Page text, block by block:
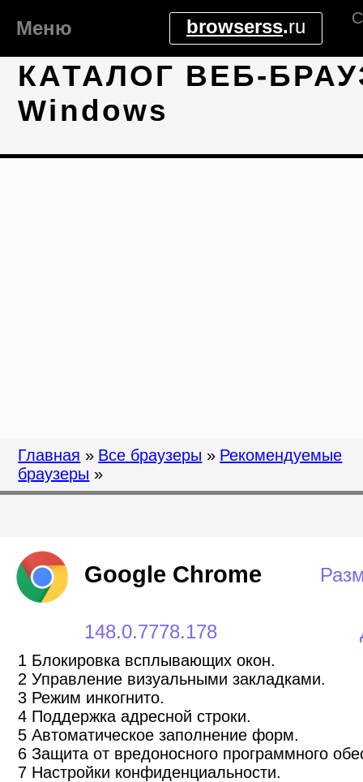
Главная » Все браузеры » Рекомендуемые
браузеры »
Google Chrome
148.0.7778.178
1 Блокировка всплывающих окон.
2 Управление визуальными закладками.
3 Режим инкогнито.
4 Поддержка адресной строки.
5 Автоматическое заполнение форм.
6 Защита от вредоносного программного
7 Настройки конфиденциальности.
КАТАЛОГ ВЕБ-
Windows
browserss.ru
Меню